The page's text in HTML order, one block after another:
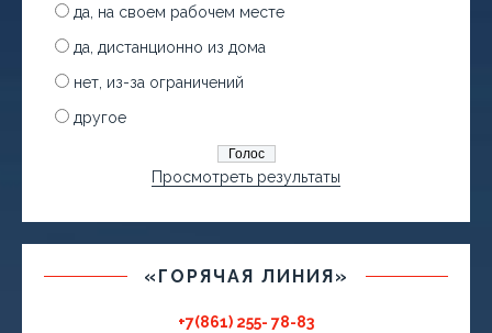
да, на своем рабочем месте
да, дистанционно из дома
нет, из-за ограничений
другое
Просмотреть результаты
«ГОРЯЧАЯ ЛИНИЯ»
+7(861) 255- 78-83